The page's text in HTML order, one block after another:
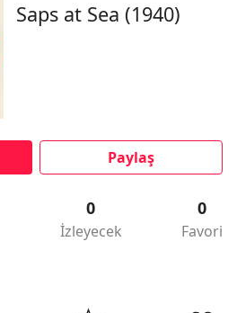
Saps at Sea (1940)
Paylaş
0
İzleyecek
0
Favori